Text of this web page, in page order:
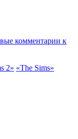
комментарии к
2» «The Sims»